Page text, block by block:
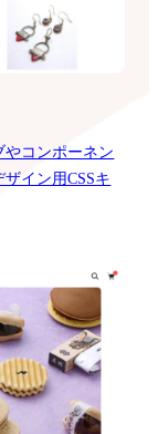
やコンポーネン
イン用CSSキ